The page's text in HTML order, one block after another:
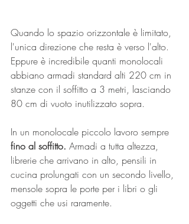
Quando lo spazio orizzontale è limitato,
l'unica direzione che resta è verso l'alto.
Eppure è incredibile quanti monolocali
abbiano armadi standard alti 220 cm in
stanze con il soffitto a 3 metri, lasciando
80 cm di vuoto inutilizzato sopra.
In un monolocale piccolo lavoro sempre
fino al soffitto. Armadi a tutta altezza,
librerie che arrivano in alto, pensili in
cucina prolungati con un secondo livello,
mensole sopra le porte per i libri o gli
oggetti che usi raramente.